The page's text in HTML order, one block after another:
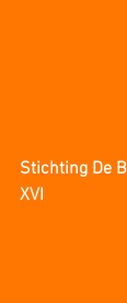
Stichting De
XVI